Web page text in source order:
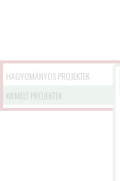
HAGYOMÁNYOS PROJEKTEK
KIEMELT PROJEKTEK